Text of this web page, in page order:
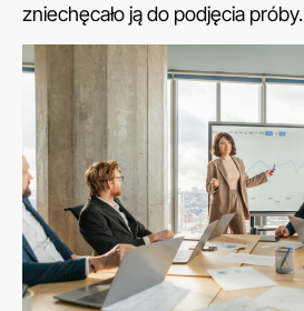
zniechęcało ją do podjęcia próby.